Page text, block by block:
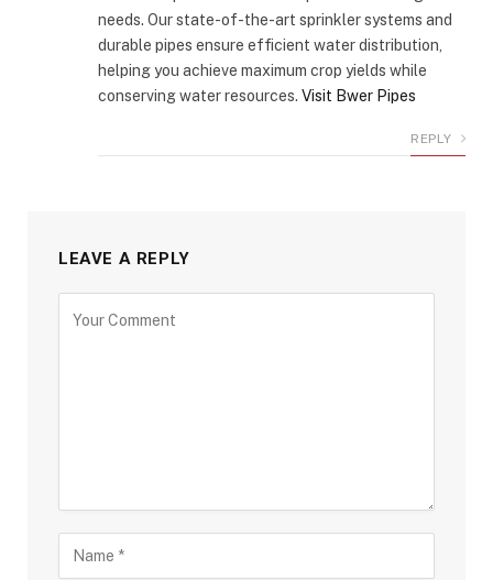
needs. Our state-of-the-art sprinkler systems and
durable pipes ensure efficient water distribution,
helping you achieve maximum crop yields while
conserving water resources. Visit Bwer Pipes
REPLY
LEAVE A REPLY